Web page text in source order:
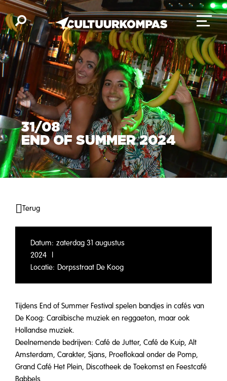
31/08
END OF SUMMER 2024
Terug
Datum: zaterdag 31 augustus
2024
|
Locatie: Dorpsstraat De Koog
Tijdens End of Summer Festival spelen bandjes in cafés van
De Koog: Caraïbische muziek en reggaeton, maar ook
Hollandse muziek.
Deelnemende bedrijven: Café de Jutter, Café de Kuip, Alt
Amsterdam, Carakter, Sjans, Proeflokaal onder de Pomp,
Grand Café Het Plein, Discotheek de Toekomst en Feestcafé
Babbels